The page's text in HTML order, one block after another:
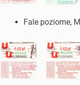
Fale poziome,